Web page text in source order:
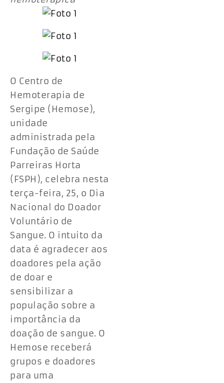
O Centro de
Hemoterapia de
Sergipe (Hemose),
unidade
administrada pela
Fundação de Saúde
Parreiras Horta
(FSPH), celebra nesta
terça-feira, 25, o Dia
Nacional do Doador
Voluntário de
Sangue. O intuito da
data é agradecer aos
doadores pela ação
de doar e
sensibilizar a
população sobre a
importância da
doação de sangue. O
Hemose receberá
grupos e doadores
para uma